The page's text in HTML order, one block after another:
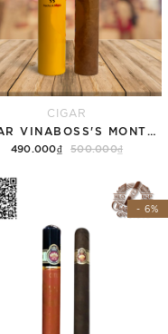
CIGAR
490.000₫ 500.000₫
Thêm vào giỏ hàng
- 6%